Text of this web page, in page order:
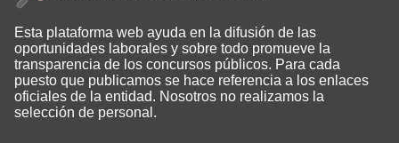
Esta plataforma web ayuda en la difusión de las
oportunidades laborales y sobre todo promueve la
transparencia de los concursos públicos. Para cada
puesto que publicamos se hace referencia a los enlaces
oficiales de la entidad. Nosotros no realizamos la
selección de personal.